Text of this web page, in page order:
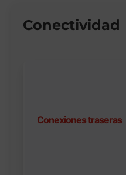
Conectividad
Conexiones traseras